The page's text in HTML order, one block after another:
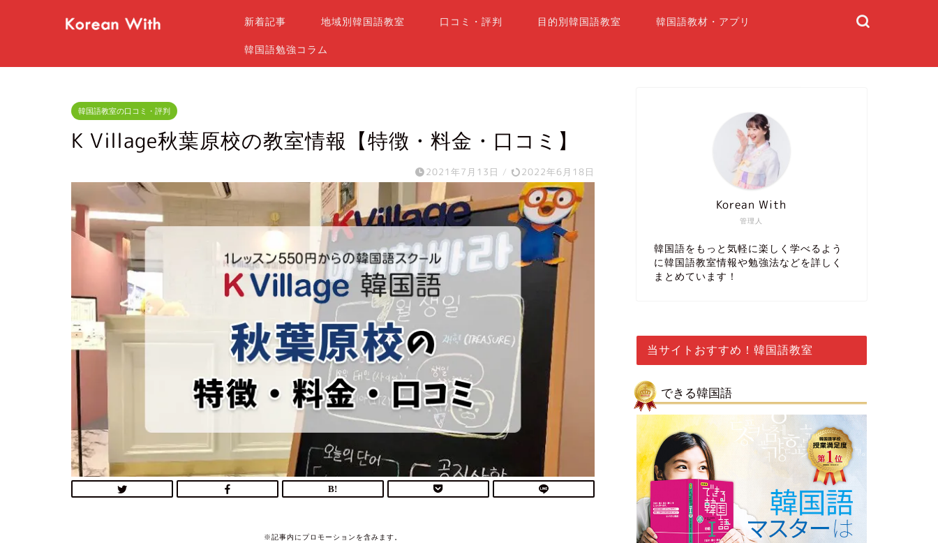
新着記事 地域別韓国語教室 口コミ・評判 目的別韓国語教室 韓国語教材・アプリ
韓国語勉強コラム
韓国語教室の口コミ・評判
K Village秋葉原校の教室情報【特徴・料金・口コミ】
2021年7月13日 / 2022年6月18日
※記事内にプロモーションを含みます。
管理人
Korean With
韓国語をもっと気軽に楽しく学べるよう
に韓国語教室情報や勉強法などを詳しく
まとめています！
当サイトおすすめ！韓国語教室
できる韓国語